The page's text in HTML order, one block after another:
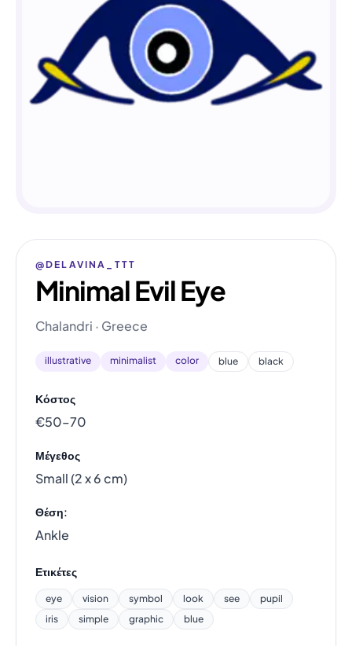
@DELAVINA_TTT
Minimal Evil Eye
Chalandri · Greece
illustrative minimalist color blue black
Κόστος
€50–70
Μέγεθος
Small (2 x 6 cm)
Θέση:
Ankle
Ετικέτες
eye vision symbol look see
pupil
iris
simple graphic blue